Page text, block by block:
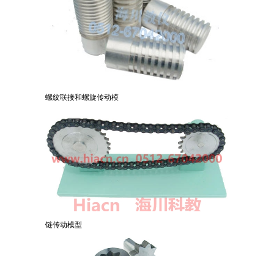
螺纹联接和螺旋传动模
链传动模型